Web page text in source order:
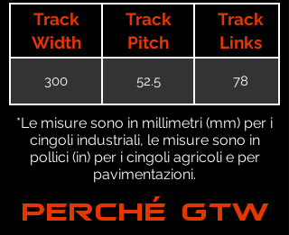
Track
Width
Track
Pitch
Track
Links
300 52.5 78
*Le misure sono in millimetri (mm) per i
cingoli industriali, le misure sono in
pollici (in) per i cingoli agricoli e per
pavimentazioni.
PERCHÉ GTW